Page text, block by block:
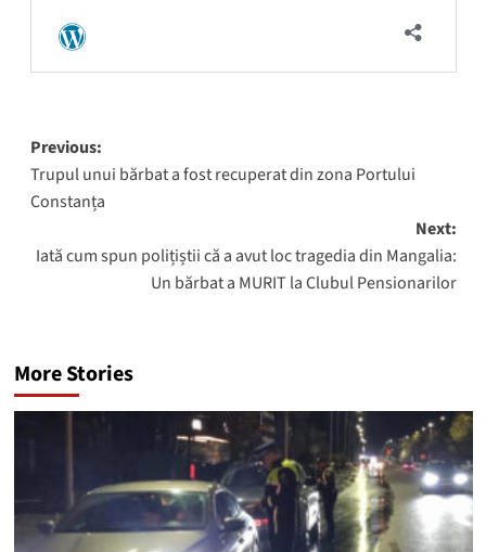
Post
navigation
Previous:
Trupul unui bărbat a fost recuperat din zona Portului
Constanța
Next:
Iată cum spun polițiștii că a avut loc tragedia din Mangalia:
Un bărbat a MURIT la Clubul Pensionarilor
More Stories